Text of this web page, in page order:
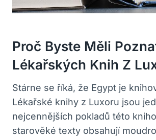
Proč Byste Měli
Lékařských Knih Z
Stárne se říká, že Egypt je
Lékařské knihy z Luxoru jsou
nejcennějších pokladů této
starověké texty obsahují